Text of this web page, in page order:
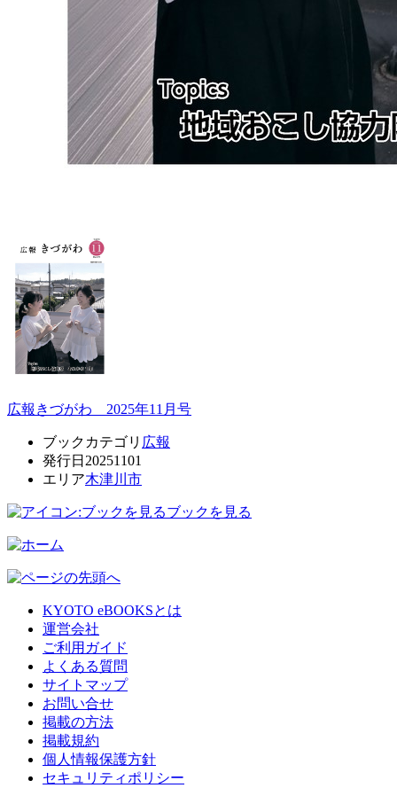
広報きづがわ 2025年11月号
ブックカテゴリ 広報
発行日 20251101
エリア木津川市
ブックを見る
KYOTO eBOOKSとは
運営会社
ご利用ガイド
よくある質問
サイトマップ
お問い合せ
掲載の方法
掲載規約
個人情報保護方針
セキュリティポリシー